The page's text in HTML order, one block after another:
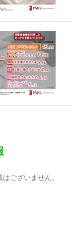
ございません。